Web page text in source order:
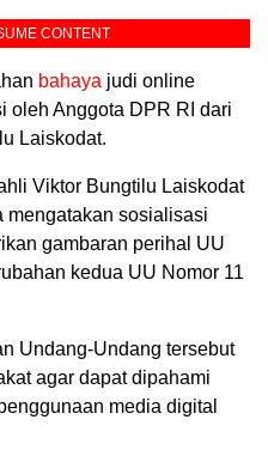
CONTENT
bahaya judi online
oleh Anggota DPR RI dari
Laiskodat.
Viktor Bungtilu Laiskodat
mengatakan sosialisasi
gambaran perihal UU
kedua UU Nomor 11
Undang-Undang tersebut
agar dapat dipahami
media digital